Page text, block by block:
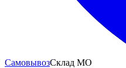
СамовывозСклад МО